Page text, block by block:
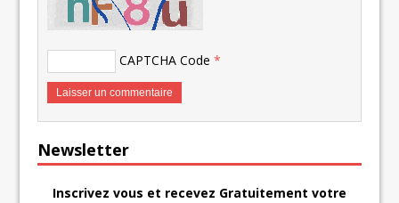
CAPTCHA Code *
Newsletter
Inscrivez vous et recevez Gratuitement votre